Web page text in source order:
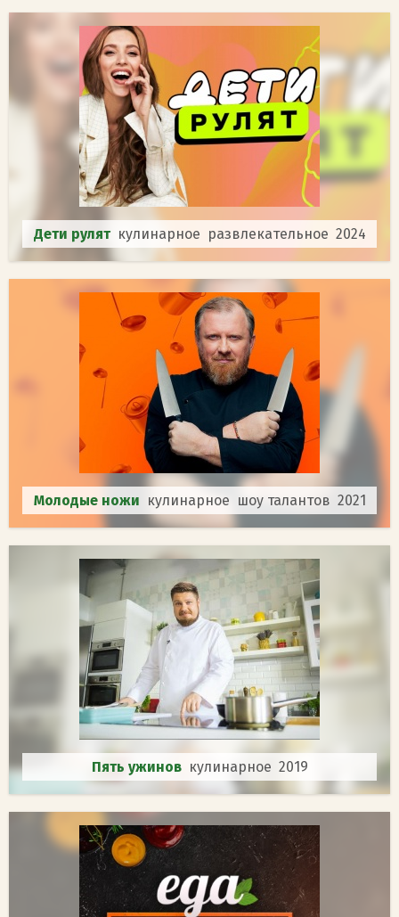
Дети рулят кулинарное развлекательное 2024
Молодые ножи кулинарное шоу талантов 2021
Пять ужинов кулинарное 2019